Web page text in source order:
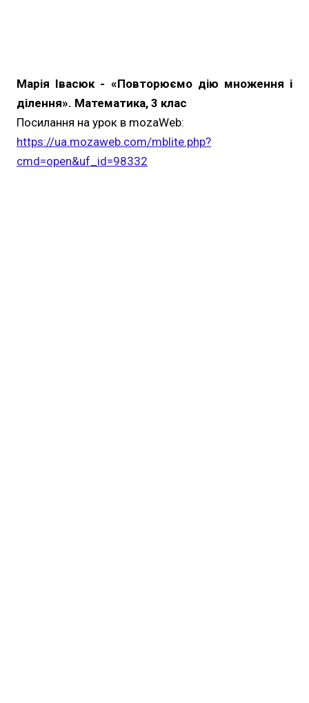
Марія Івасюк - «Повторюємо дію множення і
ділення». Математика, 3 клас
Посилання на урок в mozaWeb:
https://ua.mozaweb.com/mblite.php?
cmd=open&uf_id=98332